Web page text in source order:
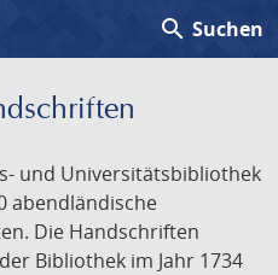
search Suchen
und Universitätsbibliothek
abendländische
Die Handschriften
Bibliothek im Jahr 1734